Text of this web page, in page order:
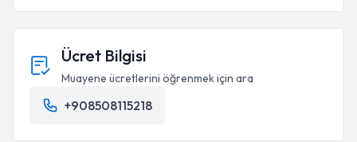
Ücret Bilgisi
Muayene ücretlerini öğrenmek için ara
+908508115218